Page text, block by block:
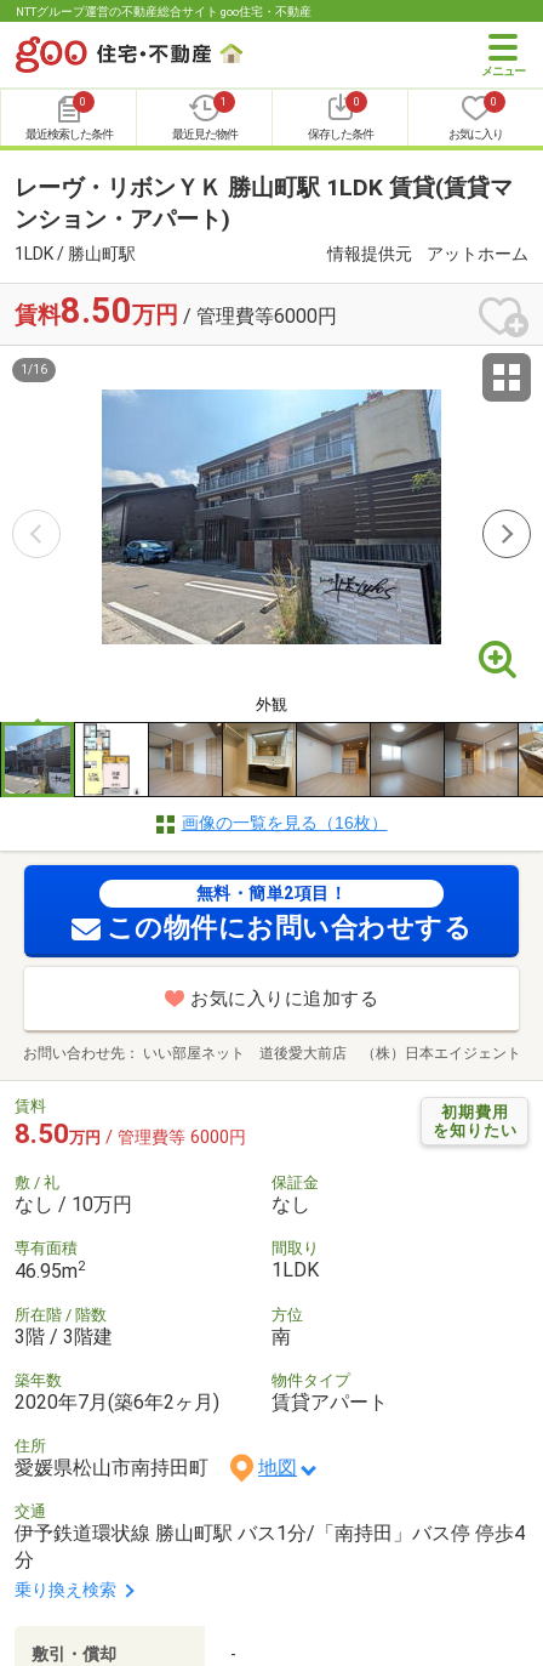
NTTグループ運営の不動産総合サイト goo住宅・不動産
0
最近検索した条件
1
最近見た物件
0
保存した条件
0
お気に入り
レーヴ・リボンＹＫ 勝山町駅 1LDK 賃貸(賃貸マ
ンション・アパート)
1LDK / 勝山町駅 情報提供元 アットホーム
賃料8.50万円 / 管理費等6000円
外観
1 /16
画像の一覧を見る（16枚）
無料・簡単2項目！
この物件にお問い合わせする
お気に入りに追加する
お問い合わせ先 いい部屋ネット 道後愛大前店 （株）日本エイジェント
初期費用
を知りたい
賃料
8.50万円 / 管理費等 6000円
敷 / 礼
なし / 10万円
保証金
なし
専有面積
46.95m2
間取り
1LDK
所在階 / 階数
3階 / 3階建
方位
南
築年数
2020年7月(築6年2ヶ月)
物件タイプ
賃貸アパート
住所
愛媛県松山市南持田町 地図
交通
伊予鉄道環状線 勝山町駅 バス1分/「南持田」バス停 停歩4
分
乗り換え検索
敷引・償却 -